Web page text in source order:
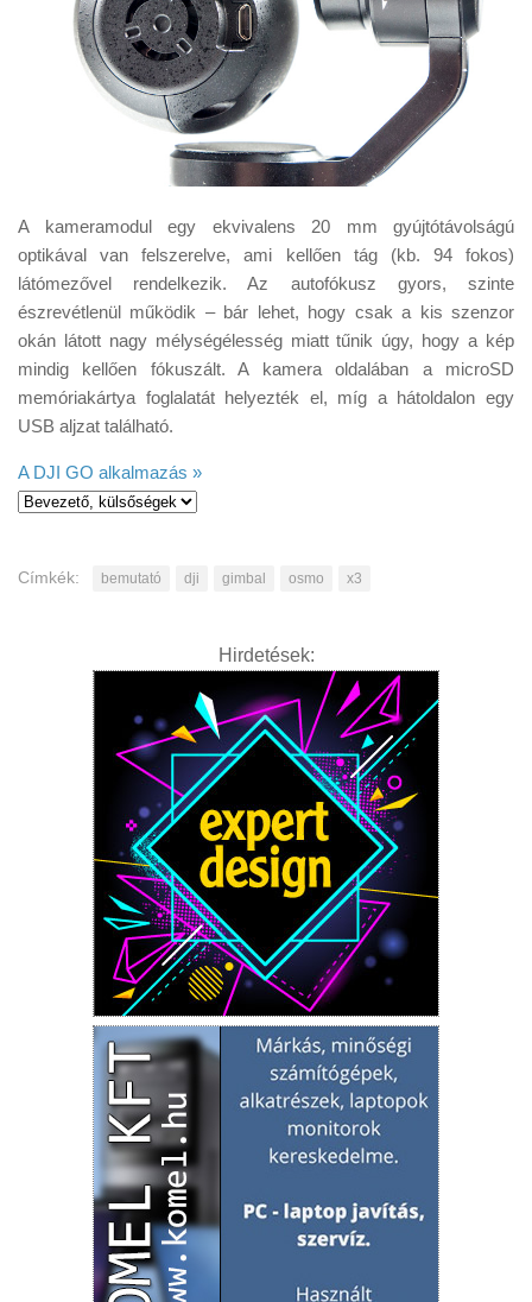
A kameramodul egy ekvivalens 20 mm gyújtótávolságú
optikával van felszerelve, ami kellően tág (kb. 94 fokos)
látómezővel rendelkezik. Az autofókusz gyors, szinte
észrevétlenül működik – bár lehet, hogy csak a kis szenzor
okán látott nagy mélységélesség miatt tűnik úgy, hogy a kép
mindig kellően fókuszált. A kamera oldalában a microSD
memóriakártya foglalatát helyezték el, míg a hátoldalon egy
USB aljzat található.
A DJI GO alkalmazás »
Címkék: bemutató dji gimbal osmo x3
Hirdetések: